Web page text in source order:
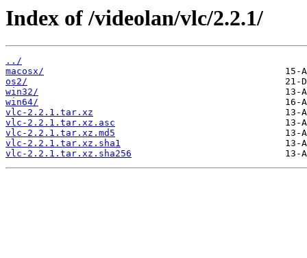
Index of /videolan/vlc/2.2.1/
../
macosx/
os2/
win32/
win64/
vlc-2.2.1.tar.xz
vlc-2.2.1.tar.xz.asc
vlc-2.2.1.tar.xz.md5
vlc-2.2.1.tar.xz.sha1
vlc-2.2.1.tar.xz.sha256